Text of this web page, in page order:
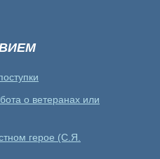
о ветеранах или
герое (С.Я.